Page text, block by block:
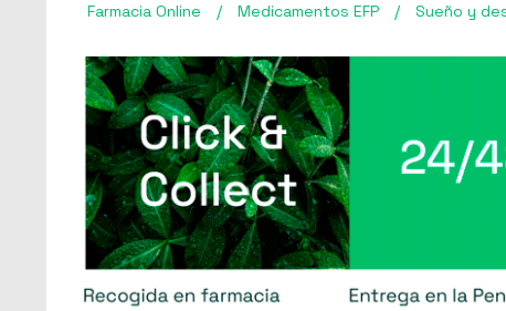
Farmacia Online / Medicamentos EFP / Sueño y